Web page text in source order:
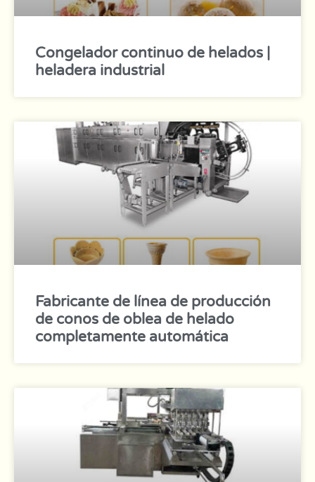
Congelador continuo de helados |
heladera industrial
Fabricante de línea de producción
de conos de oblea de helado
completamente automática